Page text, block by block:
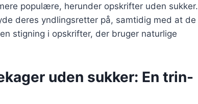
populære, herunder opskrifter uden sukker.
deres yndlingsretter på, samtidig med at de
stigning i opskrifter, der bruger naturlige
uden sukker: En trin-